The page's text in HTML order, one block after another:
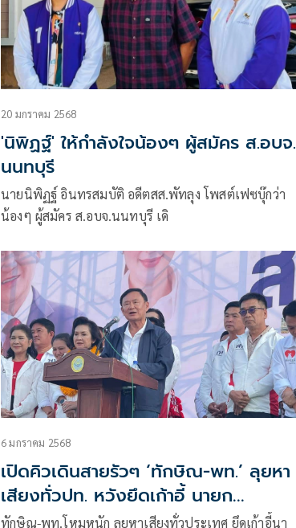
20 มกราคม 2568
'นิพิฏฐ์' ให้กำลังใจน้องๆ ผู้สมัคร ส.อบจ.
นนทบุรี
นายนิพิฏฐ์ อินทรสมบัติ อดีตสส.พัทลุง โพสต์เฟซบุ๊กว่า
น้องๆ ผู้สมัคร ส.อบจ.นนทบุรี เดิ
6 มกราคม 2568
เปิดคิวเดินสายรัวๆ ‘ทักษิณ-พท.’ ลุยหา
เสียงทั่วปท. หวังยึดเก้าอี้ นายก
อบจ.ครบ 16 จว.
ทักษิณ-พท.โหมหนัก ลุยหาเสียงทั่วประเทศ ยึดเก้าอี้นา